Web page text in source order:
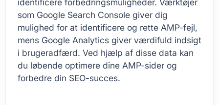
identificere forbedringsmuligheder. Værktøjer
som Google Search Console giver dig
mulighed for at identificere og rette AMP-fejl,
mens Google Analytics giver værdifuld indsigt
i brugeradfærd. Ved hjælp af disse data kan
du løbende optimere dine AMP-sider og
forbedre din SEO-succes.